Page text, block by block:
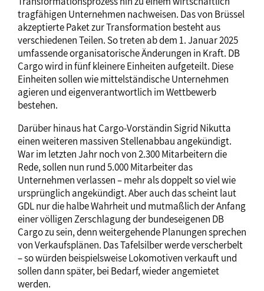
tragfähigen Unternehmen nachweisen. Das von Brüssel
akzeptierte Paket zur Transformation besteht aus
verschiedenen Teilen. So treten ab dem 1. Januar 2025
umfassende organisatorische Änderungen in Kraft. DB
Cargo wird in fünf kleinere Einheiten aufgeteilt. Diese
Einheiten sollen wie mittelständische Unternehmen
agieren und eigenverantwortlich im Wettbewerb
bestehen.
Darüber hinaus hat Cargo-Vorständin Sigrid Nikutta
einen weiteren massiven Stellenabbau angekündigt.
War im letzten Jahr noch von 2.300 Mitarbeitern die
Rede, sollen nun rund 5.000 Mitarbeiter das
Unternehmen verlassen – mehr als doppelt so viel wie
ursprünglich angekündigt. Aber auch das scheint laut
GDL nur die halbe Wahrheit und mutmaßlich der Anfang
einer völligen Zerschlagung der bundeseigenen DB
Cargo zu sein, denn weitergehende Planungen sprechen
von Verkaufsplänen. Das Tafelsilber werde verscherbelt
– so würden beispielsweise Lokomotiven verkauft und
sollen dann später, bei Bedarf, wieder angemietet
werden.